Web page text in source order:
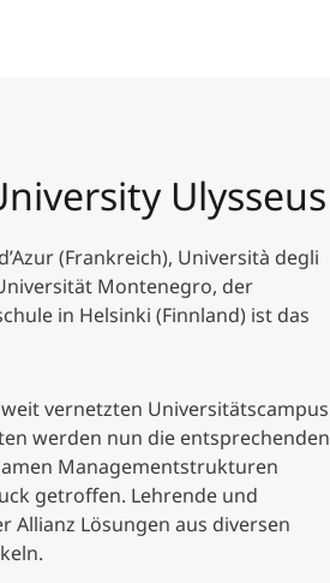
Ulysseus
(Frankreich), Università degli
Montenegro, der
in Helsinki (Finnland) ist das
vernetzten Universitätscampus
werden nun die entsprechenden
Managementstrukturen
getroffen. Lehrende und
Allianz Lösungen aus diversen